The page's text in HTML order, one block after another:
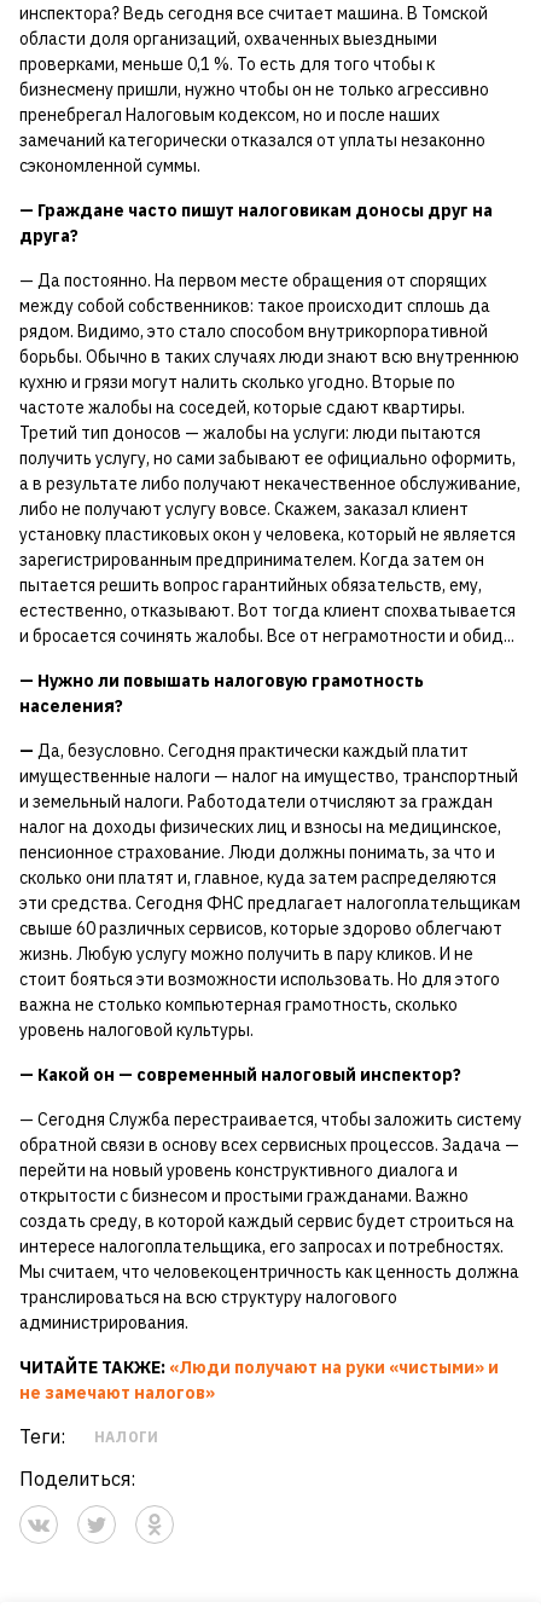
инспектора? Ведь сегодня все считает машина. В Томской
области доля организаций, охваченных выездными
проверками, меньше 0,1 %. То есть для того чтобы к
бизнесмену пришли, нужно чтобы он не только агрессивно
пренебрегал Налоговым кодексом, но и после наших
замечаний категорически отказался от уплаты незаконно
сэкономленной суммы.
— Граждане часто пишут налоговикам доносы друг на
друга?
— Да постоянно. На первом месте обращения от спорящих
между собой собственников: такое происходит сплошь да
рядом. Видимо, это стало способом внутрикорпоративной
борьбы. Обычно в таких случаях люди знают всю внутреннюю
кухню и грязи могут налить сколько угодно. Вторые по
частоте жалобы на соседей, которые сдают квартиры.
Третий тип доносов — жалобы на услуги: люди пытаются
получить услугу, но сами забывают ее официально оформить,
а в результате либо получают некачественное обслуживание,
либо не получают услугу вовсе. Скажем, заказал клиент
установку пластиковых окон у человека, который не является
зарегистрированным предпринимателем. Когда затем он
пытается решить вопрос гарантийных обязательств, ему,
естественно, отказывают. Вот тогда клиент спохватывается
и бросается сочинять жалобы. Все от неграмотности и обид...
— Нужно ли повышать налоговую грамотность
населения?
— Да, безусловно. Сегодня практически каждый платит
имущественные налоги — налог на имущество, транспортный
и земельный налоги. Работодатели отчисляют за граждан
налог на доходы физических лиц и взносы на медицинское,
пенсионное страхование. Люди должны понимать, за что и
сколько они платят и, главное, куда затем распределяются
эти средства. Сегодня ФНС предлагает налогоплательщикам
свыше 60 различных сервисов, которые здорово облегчают
жизнь. Любую услугу можно получить в пару кликов. И не
стоит бояться эти возможности использовать. Но для этого
важна не столько компьютерная грамотность, сколько
уровень налоговой культуры.
— Какой он — современный налоговый инспектор?
— Сегодня Служба перестраивается, чтобы заложить систему
обратной связи в основу всех сервисных процессов. Задача —
перейти на новый уровень конструктивного диалога и
открытости с бизнесом и простыми гражданами. Важно
создать среду, в которой каждый сервис будет строиться на
интересе налогоплательщика, его запросах и потребностях.
Мы считаем, что человекоцентричность как ценность должна
транслироваться на всю структуру налогового
администрирования.
ЧИТАЙТЕ ТАКЖЕ: «Люди получают на руки «чистыми» и
не замечают налогов»
Теги: НАЛОГИ
Поделиться: